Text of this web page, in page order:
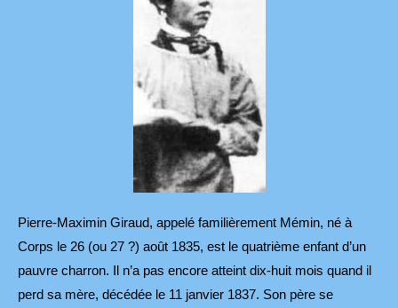
Pierre-Maximin Giraud, appelé familièrement Mémin, né à
Corps le 26 (ou 27 ?) août 1835, est le quatrième enfant d’un
pauvre charron. Il n’a pas encore atteint dix-huit mois quand il
perd sa mère, décédée le 11 janvier 1837. Son père se